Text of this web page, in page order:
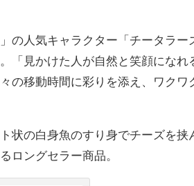
の人気キャラクター「チータラー
「見かけた人が自然と笑顔になれ
の移動時間に彩りを添え、ワクワ
状の白身魚のすり身でチーズを挟
ロングセラー商品。